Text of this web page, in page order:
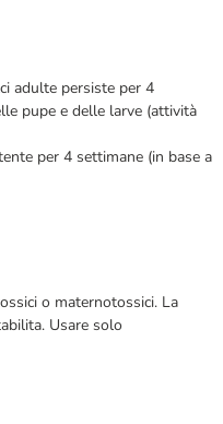
adulte persiste per 4
pupe e delle larve (attività
per 4 settimane (in base a
o maternotossici. La
Usare solo